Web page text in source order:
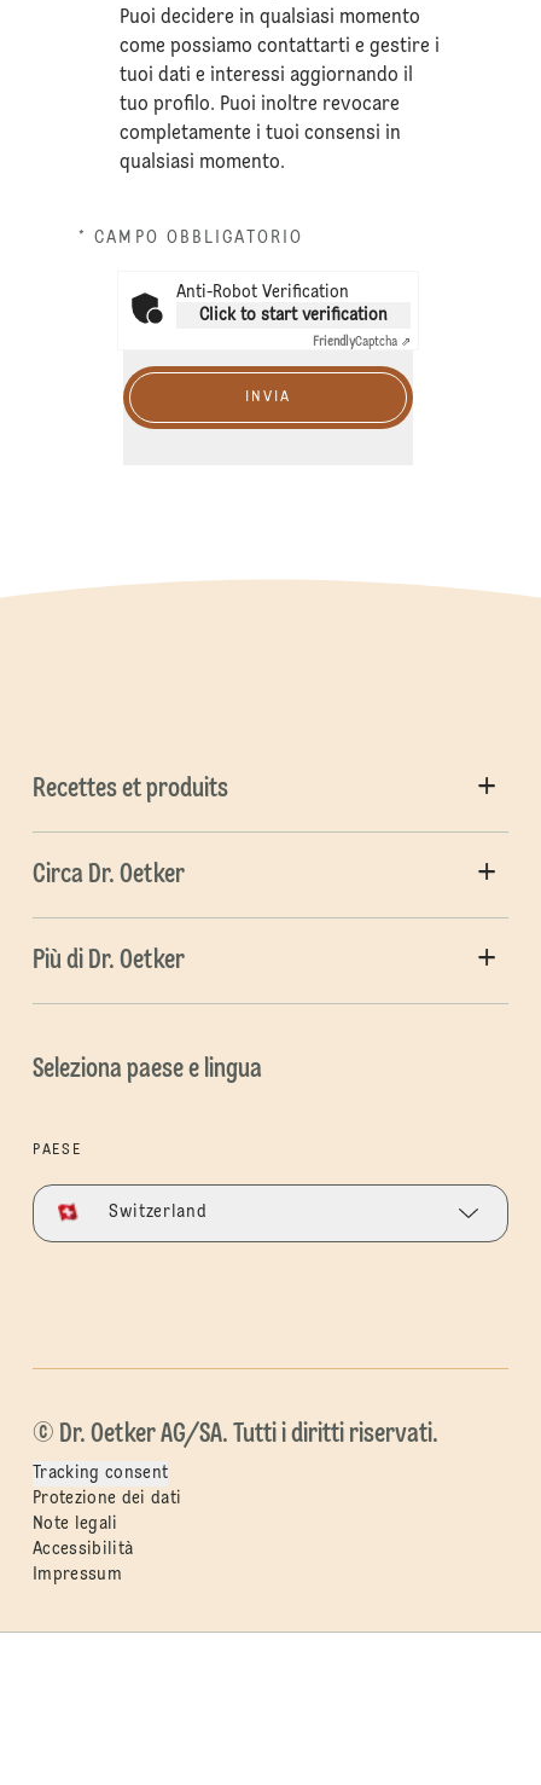
Puoi decidere in qualsiasi momento
come possiamo contattarti e gestire i
tuoi dati e interessi aggiornando il
tuo profilo. Puoi inoltre revocare
completamente i tuoi consensi in
qualsiasi momento.
* CAMPO OBBLIGATORIO
Anti-Robot Verification
Click to start verification
FriendlyCaptcha ⇗
INVIA
Recettes et produits
Circa Dr. Oetker
Più di Dr. Oetker
Seleziona paese e lingua
PAESE
Switzerland
© Dr. Oetker AG/SA. Tutti i diritti riservati.
Tracking consent
Protezione dei dati
Note legali
Accessibilità
Impressum